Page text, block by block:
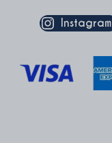
Instagram